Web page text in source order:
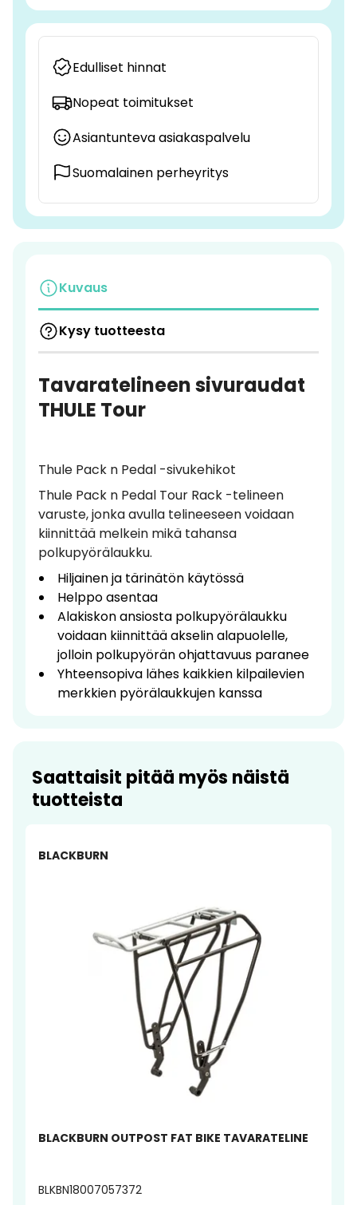
Edulliset hinnat
Nopeat toimitukset
Asiantunteva asiakaspalvelu
Suomalainen perheyritys
Kuvaus
Kysy tuotteesta
Tavaratelineen sivuraudat
THULE Tour
Thule Pack n Pedal -sivukehikot
Thule Pack n Pedal Tour Rack -telineen
varuste, jonka avulla telineeseen voidaan
kiinnittää melkein mikä tahansa
polkupyörälaukku.
Hiljainen ja tärinätön käytössä
Helppo asentaa
Alakiskon ansiosta polkupyörälaukku
voidaan kiinnittää akselin alapuolelle,
jolloin polkupyörän ohjattavuus paranee
Yhteensopiva lähes kaikkien kilpailevien
merkkien pyörälaukkujen kanssa
Saattaisit pitää myös näistä
tuotteista
BLACKBURN
BLACKBURN OUTPOST FAT BIKE TAVARATELINE
BLKBN18007057372